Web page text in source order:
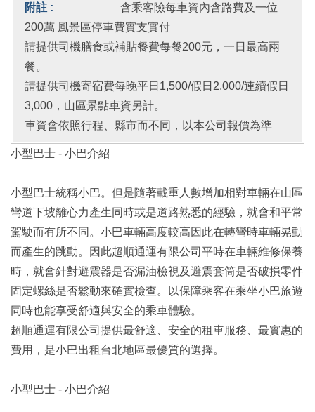
含乘客險每車資內含路費及一位
200萬 風景區停車費實支實付
請提供司機膳食或補貼餐費每餐200元，一日最高兩
餐。
請提供司機寄宿費每晚平日1,500/假日2,000/連續假日
3,000，山區景點車資另計。
車資會依照行程、縣市而不同，以本公司報價為準
小型巴士 - 小巴介紹
小型巴士統稱小巴。但是隨著載重人數增加相對車輛在山區
彎道下坡離心力產生同時或是道路熟悉的經驗，就會和平常
駕駛而有所不同。小巴車輛高度較高因此在轉彎時車輛晃動
而產生的跳動。因此超順通運有限公司平時在車輛維修保養
時，就會針對避震器是否漏油檢視及避震套筒是否破損零件
固定螺絲是否鬆動來確實檢查。以保障乘客在乘坐小巴旅遊
同時也能享受舒適與安全的乘車體驗。
超順通運有限公司提供最舒適、安全的租車服務、最實惠的
費用，是小巴出租台北地區最優質的選擇。
小型巴士 - 小巴介紹